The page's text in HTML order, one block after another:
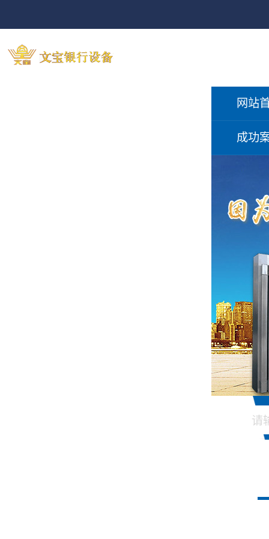
网站
成功